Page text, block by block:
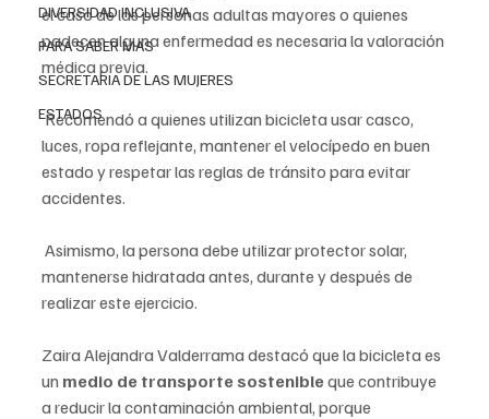
DIVERSIDAD INCLUSIVA
PARA SABER MAS
SECRETARIA DE LAS MUJERES
ESTADOS
el caso de las personas adultas mayores o quienes
padecen alguna enfermedad es necesaria la valoración
médica previa.
Recomendó a quienes utilizan bicicleta usar casco,
luces, ropa reflejante, mantener el velocípedo en buen
estado y respetar las reglas de tránsito para evitar
accidentes.
mantenerse hidratada antes, durante y después de
realizar este ejercicio.
Zaira Alejandra Valderrama destacó que la bicicleta es
un medio de transporte sostenible que contribuye
a reducir la contaminación ambiental, porque